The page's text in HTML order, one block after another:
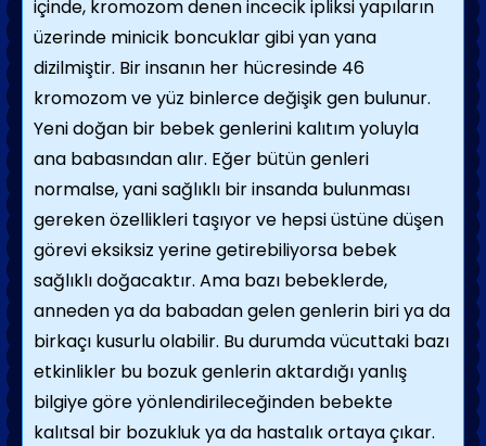
içinde, kromozom denen incecik ipliksi yapıların
üzerinde minicik boncuklar gibi yan yana
dizilmiştir. Bir insanın her hücresinde 46
kromozom ve yüz binlerce değişik gen bulu­nur.
Yeni doğan bir bebek genlerini kalıtım yoluyla
ana babasından alır. Eğer bütün genleri
normalse, yani sağlıklı bir insanda bulunması
gereken özellikleri taşıyor ve hepsi üstüne düşen
görevi eksiksiz yerine getirebiliyorsa bebek
sağlıklı doğacaktır. Ama bazı bebeklerde,
anneden ya da babadan gelen genlerin biri ya da
birkaçı kusurlu olabilir. Bu durumda vücuttaki bazı
etkinlikler bu bozuk genlerin aktardığı yanlış
bilgiye göre yönlen­dirileceğinden bebekte
kalıtsal bir bozukluk ya da hastalık ortaya çıkar.